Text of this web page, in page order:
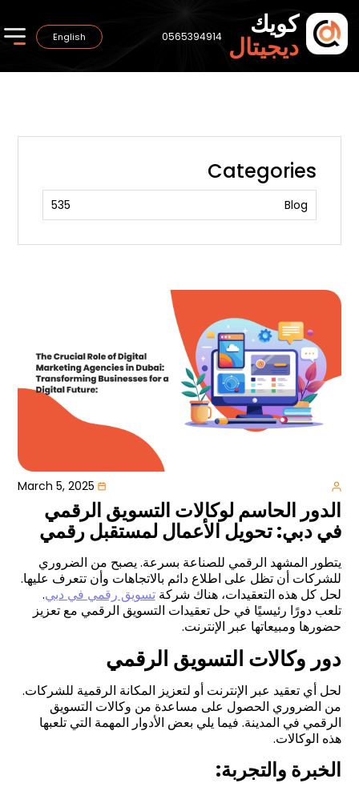
كويك
ديجيتال 0565394914
English
March 5, 2025
الدور الحاسم لوكالات التسويق الرقمي
في دبي: تحويل الأعمال لمستقبل رقمي
يتطور المشهد الرقمي للصناعة بسرعة. يصبح من الضروري
للشركات أن تظل على اطلاع دائم بالاتجاهات وأن تتعرف عليها.
لحل كل هذه التعقيدات، هناك شركةتسويق رقمي في دبي.
تلعب دورًا رئيسيًا في حل تعقيدات التسويق الرقمي مع تعزيز
حضورها ومبيعاتها عبر الإنترنت.
دور وكالات التسويق الرقمي
لحل أي تعقيد عبر الإنترنت أو لتعزيز المكانة الرقمية للشركات.
من الضروري الحصول على مساعدة من وكالات التسويق
الرقمي في المدينة. فيما يلي بعض الأدوار المهمة التي تلعبها
هذه الوكالات.
الخبرة والتجربة:
Categories
Blog
535